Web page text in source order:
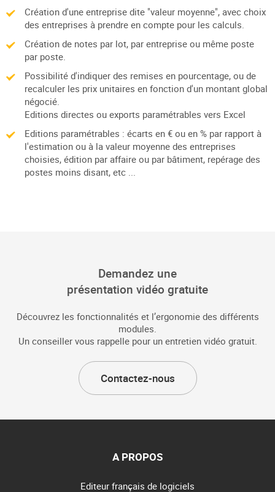
Création d'une entreprise dite "valeur moyenne", avec choix
des entreprises à prendre en compte pour les calculs.
Création de notes par lot, par entreprise ou même poste
par poste.
Possibilité d'indiquer des remises en pourcentage, ou de
recalculer les prix unitaires en fonction d'un montant global
négocié.
Editions directes ou exports paramétrables vers Excel
Editions paramétrables : écarts en € ou en % par rapport à
l'estimation ou à la valeur moyenne des entreprises
choisies, édition par affaire ou par bâtiment, repérage des
postes moins disant, etc ...
Demandez une
présentation vidéo gratuite
Découvrez les fonctionnalités et l’ergonomie des différents
modules.
Un conseiller vous rappelle pour un entretien vidéo gratuit.
Contactez-nous
A PROPOS
Editeur français de logiciels